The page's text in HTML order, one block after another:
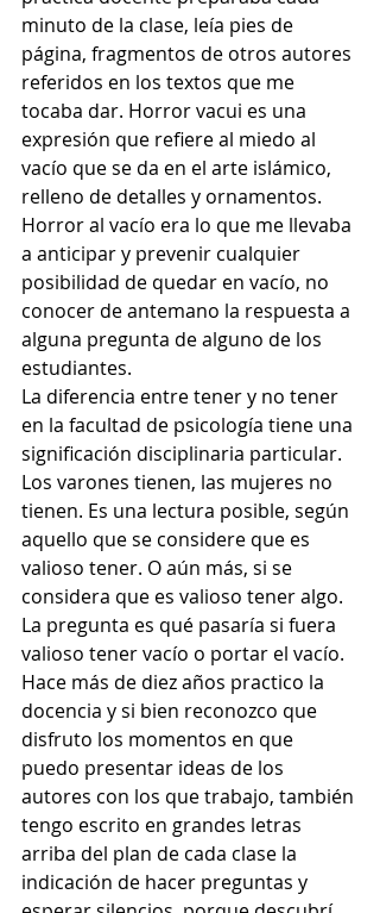
minuto de la clase, leía pies de
página, fragmentos de otros autores
referidos en los textos que me
tocaba dar. Horror vacui es una
expresión que refiere al miedo al
vacío que se da en el arte islámico,
relleno de detalles y ornamentos.
Horror al vacío era lo que me llevaba
a anticipar y prevenir cualquier
posibilidad de quedar en vacío, no
conocer de antemano la respuesta a
alguna pregunta de alguno de los
estudiantes.
La diferencia entre tener y no tener
en la facultad de psicología tiene una
significación disciplinaria particular.
Los varones tienen, las mujeres no
tienen. Es una lectura posible, según
aquello que se considere que es
valioso tener. O aún más, si se
considera que es valioso tener algo.
La pregunta es qué pasaría si fuera
valioso tener vacío o portar el vacío.
Hace más de diez años practico la
docencia y si bien reconozco que
disfruto los momentos en que
puedo presentar ideas de los
autores con los que trabajo, también
tengo escrito en grandes letras
arriba del plan de cada clase la
indicación de hacer preguntas y